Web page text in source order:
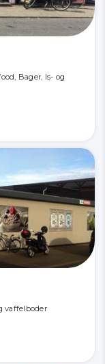
Bager, Is- og
vaffelboder